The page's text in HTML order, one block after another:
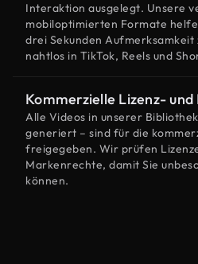
Interaktion ausgelegt. Unsere
mobiloptimierten Formate
drei Sekunden Aufmerksamkeit
nahtlos in TikTok, Reels und
Kommerzielle Lizenz-
Alle Videos in unserer
generiert – sind für die
freigegeben. Wir prüfen
Markenrechte, damit Sie
können.